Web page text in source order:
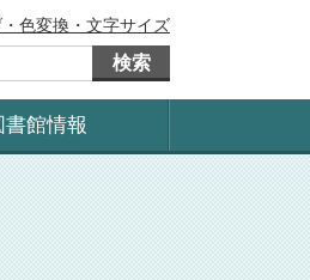
色変換・文字サイズ
検索
書館情報